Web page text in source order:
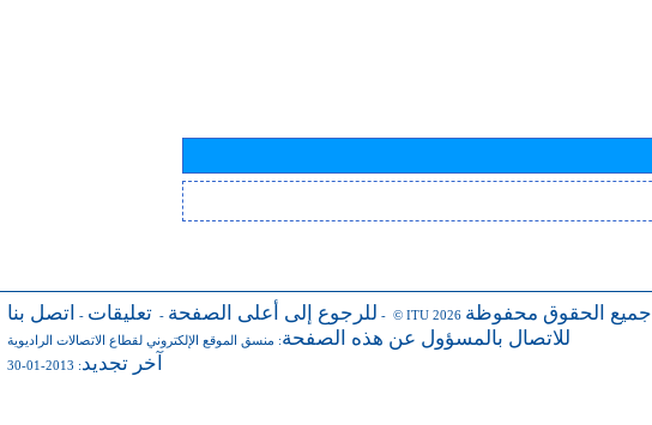
للرجوع إلى أعلى الصفحة - تعليقات - اتصل بنا - © ITU 2026 جميع الحقوق محفوظة
للاتصال بالمسؤول عن هذه الصفحة: منسق الموقع الإلكتروني لقطاع الاتصالات الراديوية
آخر تجديد: 2013-01-30